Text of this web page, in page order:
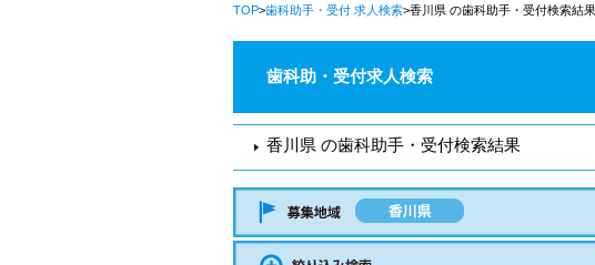
TOP>歯科助手・受付求人検索>香川県 の歯科助手・受付検索結果
歯科助・受付求人検索
香川県 の歯科助手・受付検索結果